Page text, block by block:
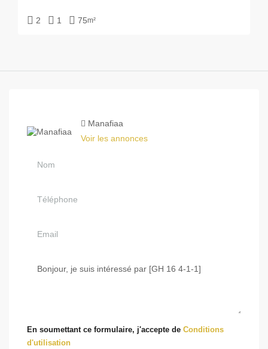
2 1 75m²
Manafiaa
Voir les annonces
En soumettant ce formulaire, j'accepte de Conditions
d'utilisation